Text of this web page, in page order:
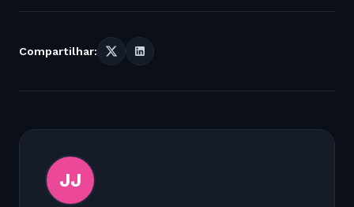
Compartilhar:
JJ